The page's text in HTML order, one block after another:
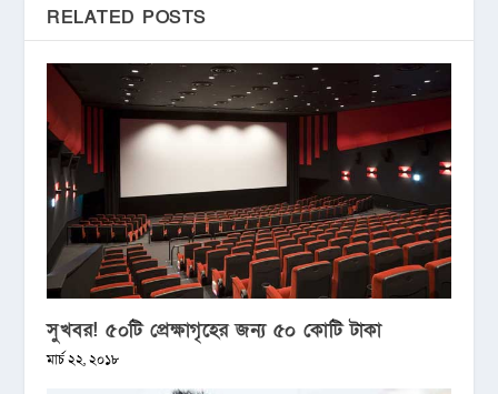
RELATED POSTS
সুখবর! ৫০টি প্রেক্ষাগৃহের জন্য ৫০ কোটি টাকা
মার্চ ২২, ২০১৮